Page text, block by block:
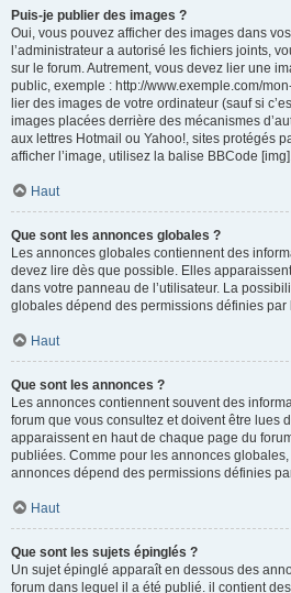
Puis-je publier des images ?
Oui, vous pouvez afficher des images dans
l’administrateur a autorisé les fichiers joints,
sur le forum. Autrement, vous devez lier une
public, exemple : http://www.exemple.com/
lier des images de votre ordinateur (sauf si
images placées derrière des mécanismes
aux lettres Hotmail ou Yahoo!, sites protégés
afficher l’image, utilisez la balise BBCode
Haut
Que sont les annonces globales ?
Les annonces globales contiennent des
devez lire dès que possible. Elles
dans votre panneau de l’utilisateur. La
globales dépend des permissions définies par
Haut
Que sont les annonces ?
Les annonces contiennent souvent des
forum que vous consultez et doivent être lues
apparaissent en haut de chaque page du
publiées. Comme pour les annonces
annonces dépend des permissions définies
Haut
Que sont les sujets épinglés ?
Un sujet épinglé apparaît en dessous des
forum dans lequel il a été publié. il contient